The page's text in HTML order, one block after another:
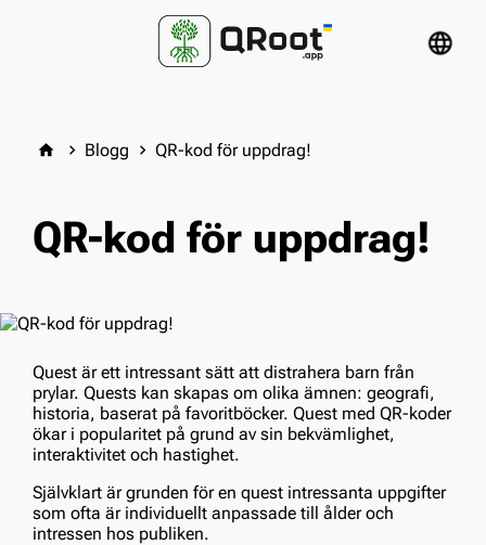
language
home keyboard_arrow_right Blogg keyboard_arrow_right QR-kod för uppdrag!
QR-kod för uppdrag!
Quest är ett intressant sätt att distrahera barn från
prylar. Quests kan skapas om olika ämnen: geografi,
historia, baserat på favoritböcker. Quest med QR-koder
ökar i popularitet på grund av sin bekvämlighet,
interaktivitet och hastighet.
Självklart är grunden för en quest intressanta uppgifter
som ofta är individuellt anpassade till ålder och
intressen hos publiken.